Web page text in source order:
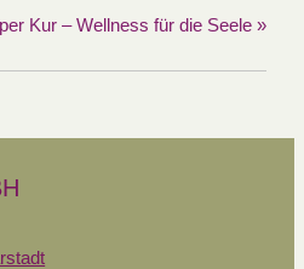
Kur – Wellness für die Seele»